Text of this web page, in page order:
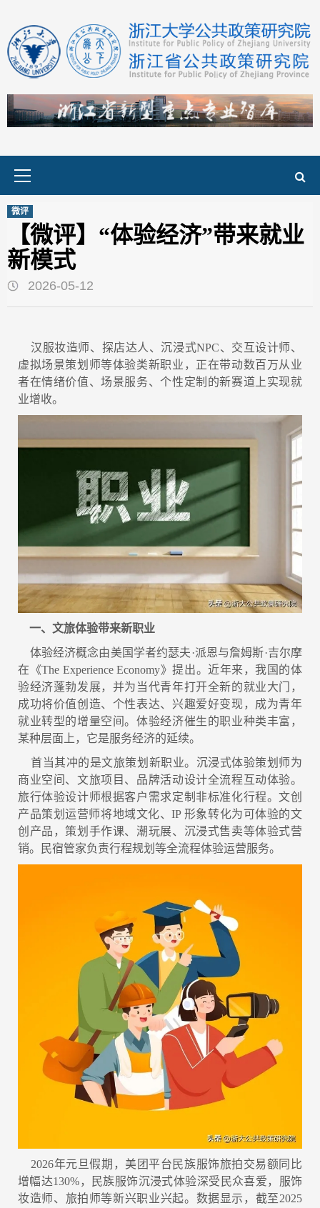
content
微评
【微评】“体验经济”带来就业
新模式
2026-05-12
汉服妆造师、探店达人、沉浸式NPC、交互设计师、
虚拟场景策划师等体验类新职业，正在带动数百万从业
者在情绪价值、场景服务、个性定制的新赛道上实现就
业增收。
一、文旅体验带来新职业
体验经济概念由美国学者约瑟夫·派恩与詹姆斯·吉尔摩
在《The Experience Economy》提出。近年来，我国的体
验经济蓬勃发展，并为当代青年打开全新的就业大门，
成功将价值创造、个性表达、兴趣爱好变现，成为青年
就业转型的增量空间。体验经济催生的职业种类丰富，
某种层面上，它是服务经济的延续。
首当其冲的是文旅策划新职业。沉浸式体验策划师为
商业空间、文旅项目、品牌活动设计全流程互动体验。
旅行体验设计师根据客户需求定制非标准化行程。文创
产品策划运营师将地域文化、IP 形象转化为可体验的文
创产品，策划手作课、潮玩展、沉浸式售卖等体验式营
销。民宿管家负责行程规划等全流程体验运营服务。
2026年元旦假期，美团平台民族服饰旅拍交易额同比
增幅达130%，民族服饰沉浸式体验深受民众喜爱，服饰
妆造师、旅拍师等新兴职业兴起。数据显示，截至2025